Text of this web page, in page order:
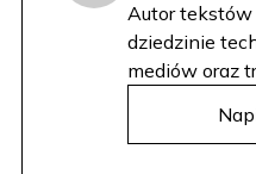
Autor
dziedzinie
mediów oraz